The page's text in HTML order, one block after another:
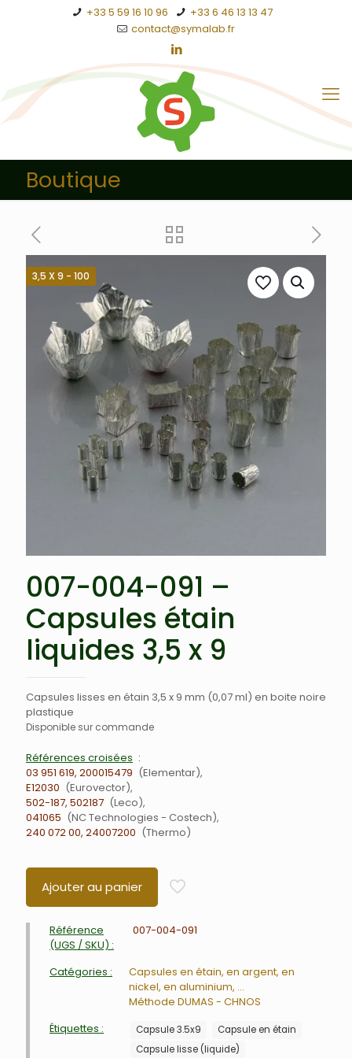
+33 5 59 16 10 96
+33 6 46 13 13 47
contact@symalab.fr
Boutique
3,5 X 9 - 100
007-004-091 –
Capsules étain
liquides 3,5 x 9
Capsules lisses en étain 3,5 x 9 mm (0,07 ml) en boite noire
plastique
Disponible sur commande
Références croisées
03 951 619, 200015479
Elementar
E12030
Eurovector
502-187, 502187
Leco
041065
NC Technologies - Costech
240 072 00, 24007200
Thermo
Ajouter au panier
Référence
(UGS / SKU) :
007-004-091
Catégories :
Capsules en étain, en argent, en
nickel, en aluminium, ...
Méthode DUMAS - CHNOS
Étiquettes :
Capsule 3.5x9
Capsule en étain
Capsule lisse (liquide)